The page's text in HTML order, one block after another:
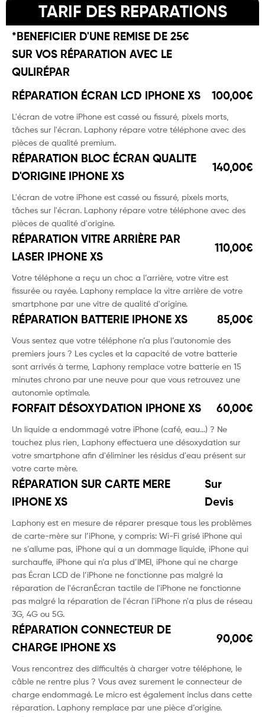
TARIF DES REPARATIONS
*BENEFICIER D'UNE REMISE DE 25€
SUR VOS RÉPARATION AVEC LE
QULIRÉPAR
RÉPARATION ÉCRAN LCD IPHONE XS
100,00€
L'écran de votre iPhone est cassé ou fissuré, pixels morts,
tâches sur l'écran. Laphony répare votre téléphone avec des
pièces de qualité premium.
RÉPARATION BLOC ÉCRAN QUALITE
D'ORIGINE IPHONE XS
140,00€
L'écran de votre iPhone est cassé ou fissuré, pixels morts,
tâches sur l'écran. Laphony répare votre téléphone avec des
pièces de qualité d'origine.
RÉPARATION VITRE ARRIÈRE PAR
LASER IPHONE XS
110,00€
Votre téléphone a reçu un choc a l’arrière, votre vitre est
fissurée ou rayée. Laphony remplace la vitre arrière de votre
smartphone par une vitre de qualité d'origine.
RÉPARATION BATTERIE IPHONE XS 85,00€
Vous sentez que votre téléphone n’a plus l’autonomie des
premiers jours ? Les cycles et la capacité de votre batterie
sont arrivés à terme, Laphony remplace votre batterie en 15
minutes chrono par une neuve pour que vous retrouvez une
autonomie optimale.
FORFAIT DÉSOXYDATION IPHONE XS 60,00€
Un liquide a endommagé votre iPhone (café, eau...) ? Ne
touchez plus rien, Laphony effectuera une désoxydation sur
votre smartphone afin d'éliminer les résidus d'eau présent sur
votre carte mère.
RÉPARATION SUR CARTE MERE
IPHONE XS
Sur
Devis
Laphony est en mesure de réparer presque tous les problèmes
de carte-mère sur l’iPhone, y compris: Wi-Fi grisé iPhone qui
ne s’allume pas, iPhone qui a un dommage liquide, iPhone qui
surchauffe, iPhone qui n’a plus d’IMEI, iPhone qui ne charge
pas Écran LCD de l’iPhone ne fonctionne pas malgré la
réparation de l'écranÉcran tactile de l'iPhone ne fonctionne
pas malgré la réparation de l'écran l'iPhone n'a plus de réseau
3G, 4G ou 5G.
RÉPARATION CONNECTEUR DE
CHARGE IPHONE XS
90,00€
Vous rencontrez des difficultés à charger votre téléphone, le
câble ne rentre plus ? Vous avez surement le connecteur de
charge endommagé. Le micro est également inclus dans cette
réparation. Laphony remplace par une pièce d’origine.